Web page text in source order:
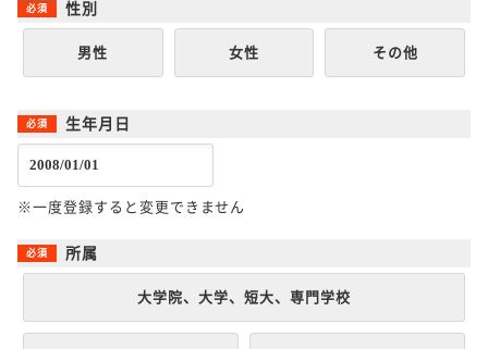
性別
男性 女性 その他
生年月日
※一度登録すると変更できません
所属
大学院、大学、短大、専門学校